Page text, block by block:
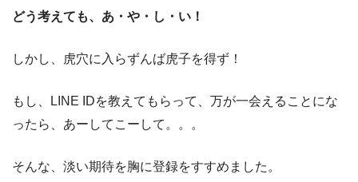
どう考えても、あ・や・し・い！
しかし、虎穴に入らずんば虎子を得ず！
もし、LINE IDを教えてもらって、万が一会えることにな
ったら、あーしてこーして。。。
そんな、淡い期待を胸に登録をすすめました。